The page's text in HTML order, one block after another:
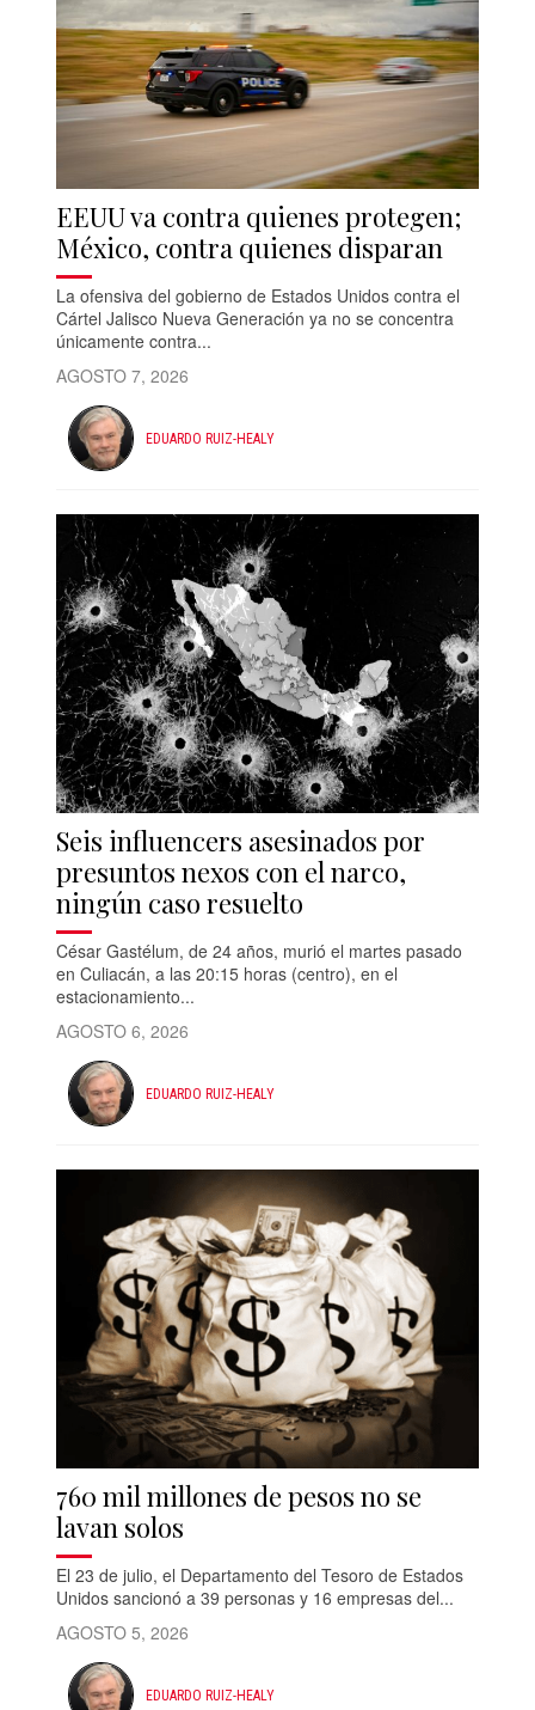
EEUU va contra quienes protegen;
México, contra quienes disparan
La ofensiva del gobierno de Estados Unidos contra el
Cártel Jalisco Nueva Generación ya no se concentra
únicamente contra...
AGOSTO 7, 2026
EDUARDO RUIZ-HEALY
Seis influencers asesinados por
presuntos nexos con el narco,
ningún caso resuelto
César Gastélum, de 24 años, murió el martes pasado
en Culiacán, a las 20:15 horas (centro), en el
estacionamiento...
AGOSTO 6, 2026
EDUARDO RUIZ-HEALY
760 mil millones de pesos no se
lavan solos
El 23 de julio, el Departamento del Tesoro de Estados
Unidos sancionó a 39 personas y 16 empresas del...
AGOSTO 5, 2026
EDUARDO RUIZ-HEALY